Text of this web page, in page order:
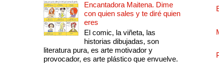
Encantadora Maitena. Dime
con quien sales y te diré quien
eres
El comic, la viñeta, las
historias dibujadas, son
literatura pura, es arte motivador y
provocador, es arte plástico que envuelve.